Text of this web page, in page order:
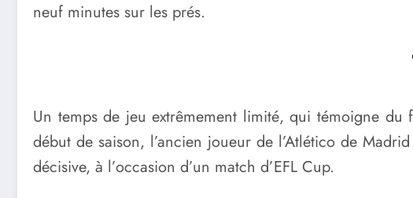
neuf minutes sur les prés.
Un temps de jeu extrêmement limité, qui témoigne
début de saison, l’ancien joueur de l’Atlético de
décisive, à l’occasion d’un match d’EFL Cup.